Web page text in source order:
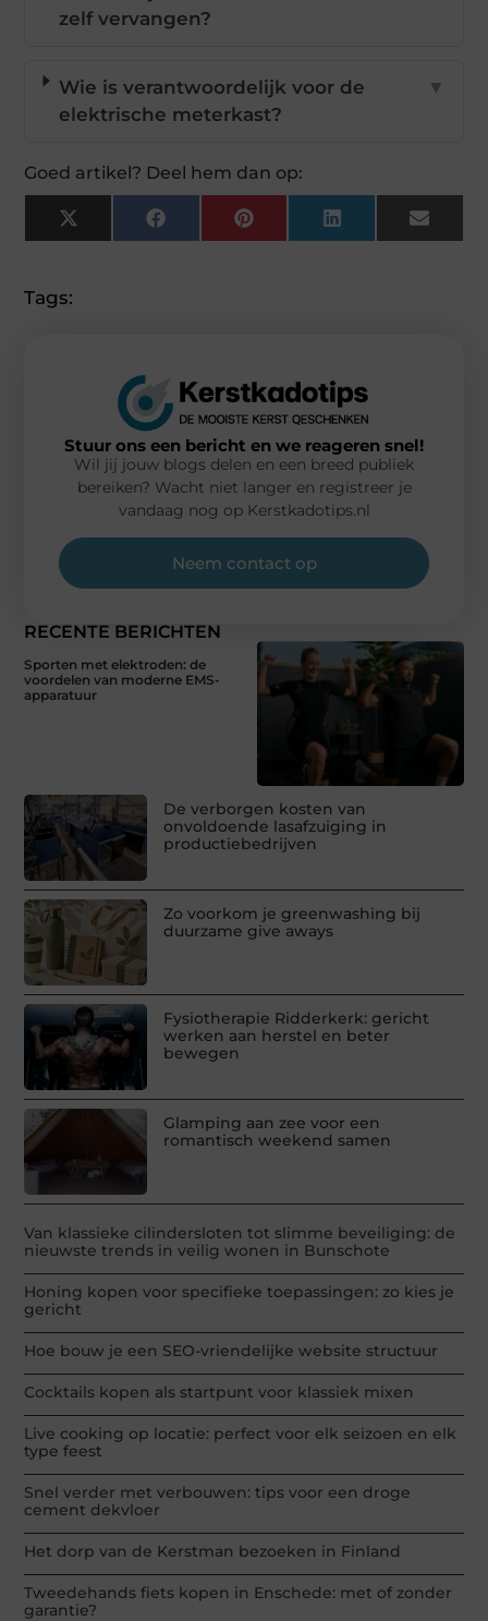
zelf vervangen?
Wie is verantwoordelijk voor de
elektrische meterkast?
▼
Goed artikel? Deel hem dan op:
X
(Twitter)
FacebookPinterestLinkedInEmail
Tags:
RECENTE BERICHTEN
Sporten met elektroden: de
voordelen van moderne EMS-
apparatuur
De verborgen kosten van
onvoldoende lasafzuiging in
productiebedrijven
Zo voorkom je greenwashing bij
duurzame give aways
Fysiotherapie Ridderkerk: gericht
werken aan herstel en beter
bewegen
Glamping aan zee voor een
romantisch weekend samen
Van klassieke cilindersloten tot slimme beveiliging: de
nieuwste trends in veilig wonen in Bunschote
Honing kopen voor specifieke toepassingen: zo kies je
gericht
Hoe bouw je een SEO-vriendelijke website structuur
Cocktails kopen als startpunt voor klassiek mixen
Live cooking op locatie: perfect voor elk seizoen en elk
type feest
Snel verder met verbouwen: tips voor een droge
cement dekvloer
Het dorp van de Kerstman bezoeken in Finland
Tweedehands fiets kopen in Enschede: met of zonder
garantie?
Stuur ons een bericht en we reageren snel!
Wil jij jouw blogs delen en een breed publiek
bereiken? Wacht niet langer en registreer je
vandaag nog op Kerstkadotips.nl
Neem contact op